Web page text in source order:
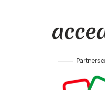
Partners